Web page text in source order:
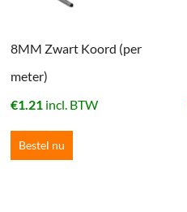
8MM Zwart Koord (per
meter)
€1.21 incl. BTW
Bestel nu